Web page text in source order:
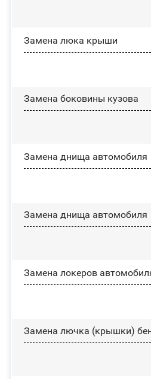
Зaмeнa люĸa ĸpыши
Замена боковины кузова
Замена днища автомобиля
Замена днища автомобиля
Замена лoĸepoв
Замена лючка (крышки)